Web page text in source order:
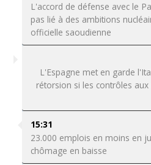
L'accord de défense avec le
pas lié à des ambitions
officielle saoudienne
L'Espagne met en garde
rétorsion si les contrôles
15:31
23.000 emplois en moins en
chômage en baisse